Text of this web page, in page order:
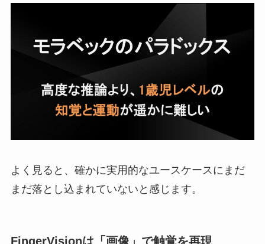
よく見ると、確かに実用的なユースケースにまだ
まだ落とし込まれていないと感じます。
FingerVisionは「画像」で触覚を再現